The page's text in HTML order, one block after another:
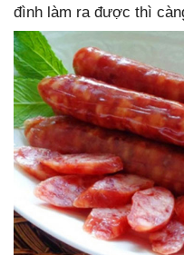
đình làm ra được thì